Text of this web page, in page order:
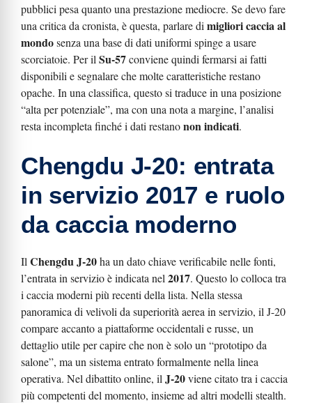
pubblici pesa quanto una prestazione mediocre. Se devo fare
una critica da cronista, è questa, parlare di migliori caccia al
mondosenza una base di dati uniformi spinge a usare
scorciatoie. Per il Su-57conviene quindi fermarsi ai fatti
disponibili e segnalare che molte caratteristiche restano
opache. In una classifica, questo si traduce in una posizione
“alta per potenziale”, ma con una nota a margine, l’analisi
resta incompleta finché i dati restanonon indicati.
Chengdu J-20: entrata
in servizio 2017 e ruolo
da caccia moderno
Il Chengdu J-20ha un dato chiave verificabile nelle fonti,
l’entrata in servizio è indicata nel 2017. Questo lo colloca tra
i caccia moderni più recenti della lista. Nella stessa
panoramica di velivoli da superiorità aerea in servizio, il J-20
compare accanto a piattaforme occidentali e russe, un
dettaglio utile per capire che non è solo un “prototipo da
salone”, ma un sistema entrato formalmente nella linea
operativa. Nel dibattito online, il J-20viene citato tra i caccia
più competenti del momento, insieme ad altri modelli stealth.